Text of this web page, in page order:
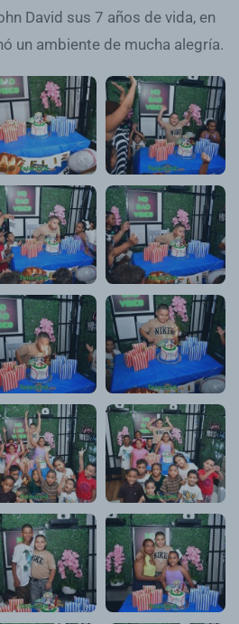
David sus 7 años de vida, en
un ambiente de mucha alegría.